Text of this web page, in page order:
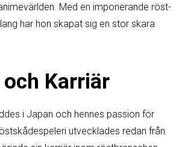
Med en imponerande röst-
har hon skapat sig en stor skara
Karriär
i Japan och hennes passion för
utvecklades redan från